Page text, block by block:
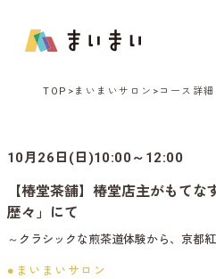
TOP まいまいサロン コース詳細
10月26日(日)10:00～12:00
【椿堂茶舗】椿堂店主がもて
歴々」にて
～クラシックな煎茶道体験から、京都
●まいまいサロン